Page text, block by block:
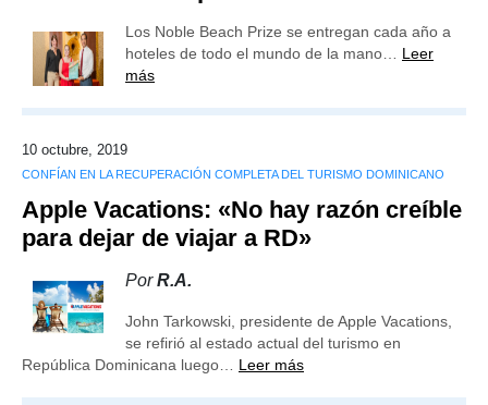
Los Noble Beach Prize se entregan cada año a
hoteles de todo el mundo de la mano… Leer
más
10 octubre, 2019
CONFÍAN EN LA RECUPERACIÓN COMPLETA DEL TURISMO DOMINICANO
Apple Vacations: «No hay razón creíble
para dejar de viajar a RD»
PorR.A.
John Tarkowski, presidente de Apple Vacations,
se refirió al estado actual del turismo en
República Dominicana luego… Leer más